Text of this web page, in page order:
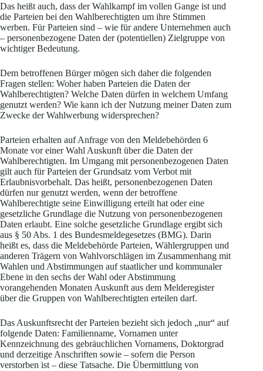
Das heißt auch, dass der Wahlkampf im vollen Gange ist und
die Parteien bei den Wahlberechtigten um ihre Stimmen
werben. Für Parteien sind – wie für andere Unternehmen auch
– personenbezogene Daten der (potentiellen) Zielgruppe von
wichtiger Bedeutung.
Dem betroffenen Bürger mögen sich daher die folgenden
Fragen stellen: Woher haben Parteien die Daten der
Wahlberechtigten? Welche Daten dürfen in welchem Umfang
genutzt werden? Wie kann ich der Nutzung meiner Daten zum
Zwecke der Wahlwerbung widersprechen?
Parteien erhalten auf Anfrage von den Meldebehörden 6
Monate vor einer Wahl Auskunft über die Daten der
Wahlberechtigten. Im Umgang mit personenbezogenen Daten
gilt auch für Parteien der Grundsatz vom Verbot mit
Erlaubnisvorbehalt. Das heißt, personenbezogenen Daten
dürfen nur genutzt werden, wenn der betroffene
Wahlberechtigte seine Einwilligung erteilt hat oder eine
gesetzliche Grundlage die Nutzung von personenbezogenen
Daten erlaubt. Eine solche gesetzliche Grundlage ergibt sich
aus § 50 Abs. 1 des Bundesmeldegesetzes (BMG). Darin
heißt es, dass die Meldebehörde Parteien, Wählergruppen und
anderen Trägern von Wahlvorschlägen im Zusammenhang mit
Wahlen und Abstimmungen auf staatlicher und kommunaler
Ebene in den sechs der Wahl oder Abstimmung
vorangehenden Monaten Auskunft aus dem Melderegister
über die Gruppen von Wahlberechtigten erteilen darf.
Das Auskunftsrecht der Parteien bezieht sich jedoch „nur“ auf
folgende Daten: Familienname, Vornamen unter
Kennzeichnung des gebräuchlichen Vornamens, Doktorgrad
und derzeitige Anschriften sowie – sofern die Person
verstorben ist – diese Tatsache. Die Übermittlung von